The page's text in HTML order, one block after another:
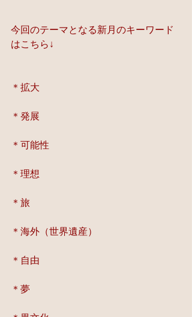
今回のテーマとなる新月のキーワード
はこちら↓
＊拡大
＊発展
＊可能性
＊理想
＊旅
＊海外（世界遺産）
＊自由
＊夢